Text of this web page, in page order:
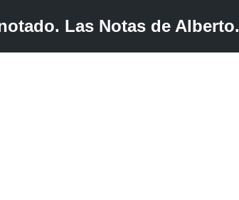
Las Notas de Alberto.